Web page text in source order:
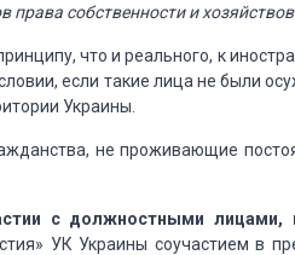
права собственности и
что и реального, к
если такие лица не были
Украины.
не проживающие
с должностными лицами,
УК Украины соучастием в